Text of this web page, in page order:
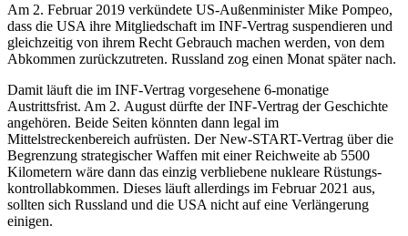
Am 2. Februar 2019 verkündete US-Außen­minister Mike Pompeo,
dass die USA ihre Mitgliedschaft im INF-Vertrag suspen­dieren und
gleichzeitig von ihrem Recht Gebrauch machen werden, von dem
Ab­kom­men zurückzutreten. Russland zog einen Monat später nach.
Damit läuft die im INF-Vertrag vorgesehe­ne 6-monatige
Austrittsfrist. Am 2. August dürfte der INF-Vertrag der Geschichte
an­gehören. Beide Seiten könnten dann legal im
Mittelstreckenbereich aufrüsten. Der New-START-Vertrag über die
Begrenzung strategischer Waffen mit einer Reichweite ab 5500
Kilometern wäre dann das einzig verbliebene nukleare Rüstungs­
kontroll­abkommen. Dieses läuft allerdings im Fe­bruar 2021 aus,
sollten sich Russland und die USA nicht auf eine Verlängerung
einigen.